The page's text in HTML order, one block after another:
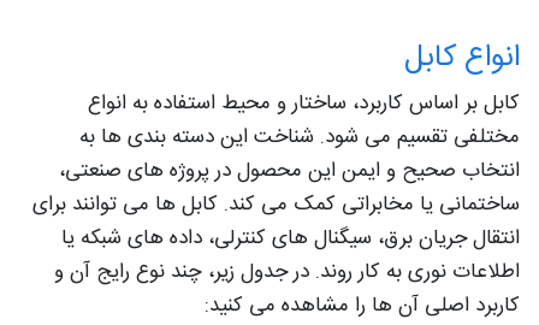
انواع کابل
کابل بر اساس کاربرد، ساختار و محیط استفاده به انواع
مختلفی تقسیم می‌ شود. شناخت این دسته‌ بندی‌ ها به
انتخاب صحیح و ایمن این محصول در پروژه‌ های صنعتی،
ساختمانی یا مخابراتی کمک می‌ کند. کابل‌ ها می‌ توانند برای
انتقال جریان برق، سیگنال‌ های کنترلی، داده‌ های شبکه یا
اطلاعات نوری به کار روند. در جدول زیر، چند نوع رایج آن و
کاربرد اصلی آن‌ ها را مشاهده می‌ کنید: